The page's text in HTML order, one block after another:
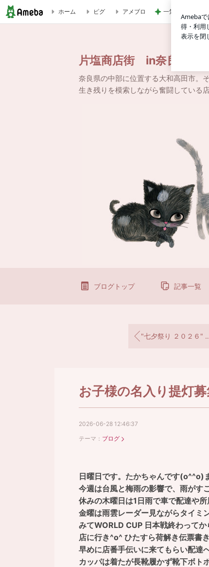
お子様の名入り提灯募集中！ | 片塩商店街 in奈良 ～こ
ホーム ピグ アメブロ 一気に上品に仕
片塩商店街 in奈良 ～こ
奈良県の中部に位置する大和高田市。
生き残りを模索しながら奮闘している
ブログトップ 記事一覧
"七夕祭り ２０２６" が始まりました！！
お子様の名入り提灯募
2026-06-28 12:46:37
テーマ： ブログ
日曜日です。たかちゃんです(o^^o)
今週は台風と梅雨の影響で、雨がす
休みの木曜日は1日雨で車で配達や所
金曜は雨雲レーダー見ながらタイミ
みてWORLD CUP 日本戦終わってか
店に行き^o^ ひたすら荷解き伝票書
早めに店番手伝いに来てもらい配達
カッパは着たが長靴履かず靴下ボト